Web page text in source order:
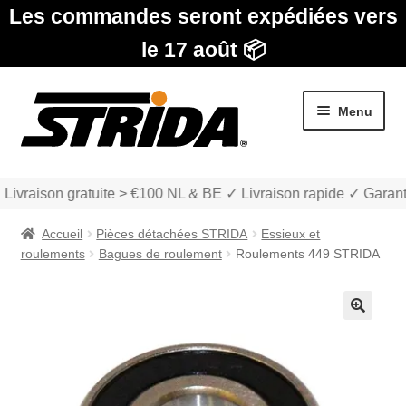
Les commandes seront expédiées vers
le 17 août 📦
Aller
la
Aller
contenu
Menu
gratuite > €100 NL & BE ✓ Livraison rapide ✓
Accueil Pièces détachées STRIDA
Essieux et
roulements
Bagues de roulement Roulements 449 STRIDA